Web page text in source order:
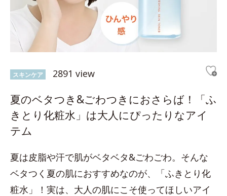
スキンケア 2891 view
夏のベタつき&ごわつきにおさらば！「ふ
きとり化粧水」は大人にぴったりなアイ
テム
夏は皮脂や汗で肌がベタベタ&ごわごわ。そんな
ベタつく夏の肌におすすめなのが、「ふきとり化
粧水」！実は、大人の肌にこそ使ってほしいアイ